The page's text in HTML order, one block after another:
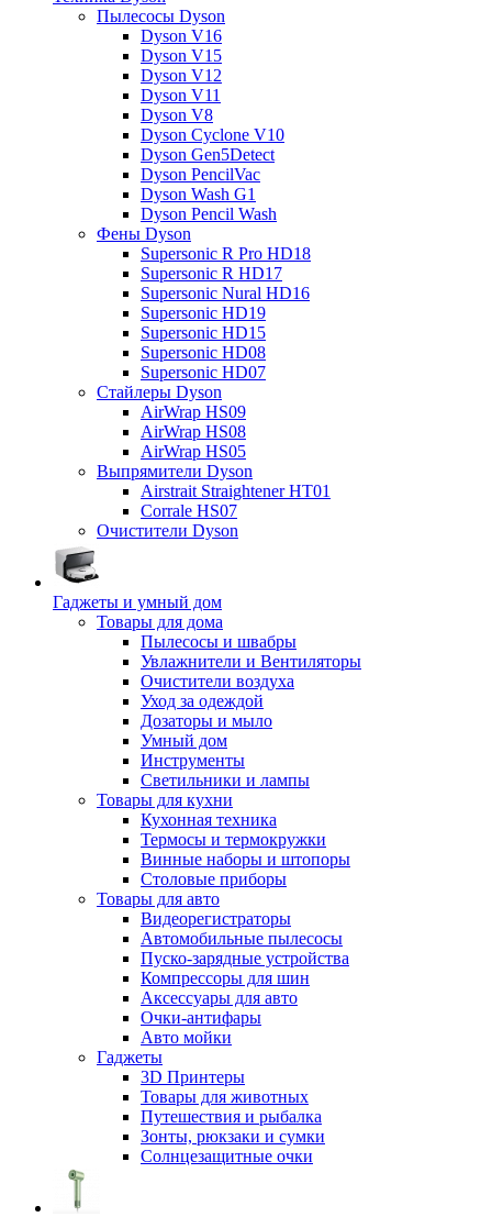
Пылесосы Dyson
Dyson V16
Dyson V15
Dyson V12
Dyson V11
Dyson V8
Dyson Cyclone V10
Dyson Gen5Detect
Dyson PencilVac
Dyson Wash G1
Dyson Pencil Wash
Фены Dyson
Supersonic R Pro HD18
Supersonic R HD17
Supersonic Nural HD16
Supersonic HD19
Supersonic HD15
Supersonic HD08
Supersonic HD07
Стайлеры Dyson
AirWrap HS09
AirWrap HS08
AirWrap HS05
Выпрямители Dyson
Airstrait Straightener HT01
Corrale HS07
Очистители Dyson
Гаджеты и умный дом
Товары для дома
Пылесосы и швабры
Увлажнители и Вентиляторы
Очистители воздуха
Уход за одеждой
Дозаторы и мыло
Умный дом
Инструменты
Светильники и лампы
Товары для кухни
Кухонная техника
Термосы и термокружки
Винные наборы и штопоры
Столовые приборы
Товары для авто
Видеорегистраторы
Автомобильные пылесосы
Пуско-зарядные устройства
Компрессоры для шин
Аксессуары для авто
Очки-антифары
Авто мойки
Гаджеты
3D Принтеры
Товары для животных
Путешествия и рыбалка
Зонты, рюкзаки и сумки
Солнцезащитные очки